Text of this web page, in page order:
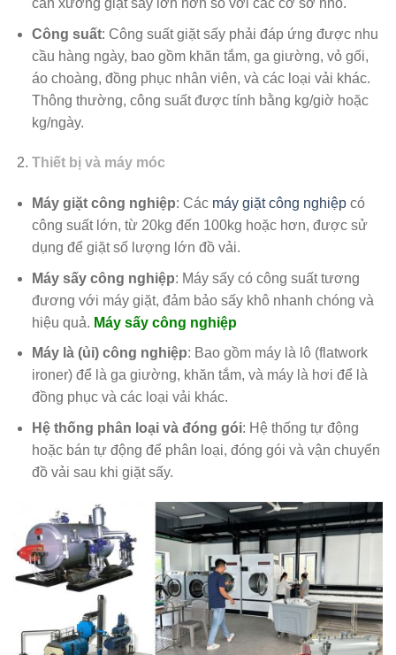
cần xưởng giặt sấy lớn hơn so với các cơ sở nhỏ.
Công suất: Công suất giặt sấy phải đáp ứng được nhu
cầu hàng ngày, bao gồm khăn tắm, ga giường, vỏ gối,
áo choàng, đồng phục nhân viên, và các loại vải khác.
Thông thường, công suất được tính bằng kg/giờ hoặc
kg/ngày.
Thiết bị và máy móc
Máy giặt công nghiệp: Các máy giặt công nghiệpcó
công suất lớn, từ 20kg đến 100kg hoặc hơn, được sử
dụng để giặt số lượng lớn đồ vải.
Máy sấy công nghiệp: Máy sấy có công suất tương
đương với máy giặt, đảm bảo sấy khô nhanh chóng và
hiệu quả. Máy sấy công nghiệp
Máy là (ủi) công nghiệp: Bao gồm máy là lô (flatwork
ironer) để là ga giường, khăn tắm, và máy là hơi để là
đồng phục và các loại vải khác.
Hệ thống phân loại và đóng gói: Hệ thống tự động
hoặc bán tự động để phân loại, đóng gói và vận chuyển
đồ vải sau khi giặt sấy.